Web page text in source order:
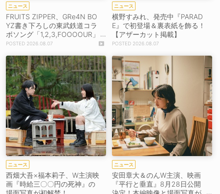
ニュース
FRUITS ZIPPER、GRe4N BO
YZ書き下ろしの東武鉄道コラ
ボソング「1,2,3,FOOOOUR」
をリリース＆MV公開！
2026.08.07
ニュース
横野すみれ、発売中『PARAD
E』で初登場＆裏表紙を飾る！
【アザーカット掲載】
2026.08.07
ニュース
西畑大吾×福本莉子、W主演映
画『時給三〇〇円の死神』の
ニュース
安田章大＆のんW主演、映画
『平行と垂直』8月28日公開